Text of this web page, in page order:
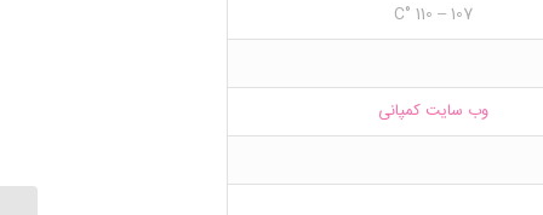
107 – 110 °C
وب سایت کمپانی